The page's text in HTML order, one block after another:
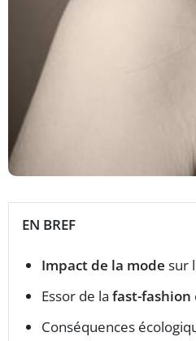
EN BREF
Impact de la mode sur
Essor de la fast-fashion
Conséquences